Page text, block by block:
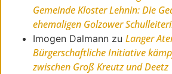
Gemeinde Kloster Lehnin: Die
ehemaligen Golzower
Imogen Dalmann zu Langer
Bürgerschaftliche Initiative
zwischen Groß Kreutz und Deetz